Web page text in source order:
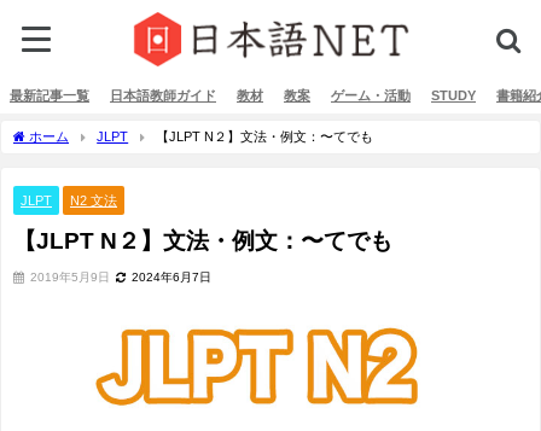
最新記事一覧 日本語教師ガイド 教材 教案 ゲーム・活動 STUDY 書籍紹
ホーム JLPT 【JLPT N２】文法・例文：〜てでも
JLPT N2 文法
【JLPT N２】文法・例文：〜てでも
2019年5月9日 2024年6月7日